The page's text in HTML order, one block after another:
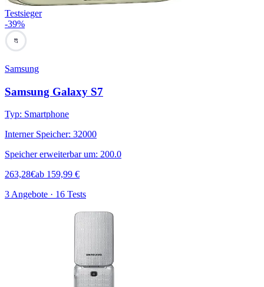
Testsieger
-39%
87
Samsung
Samsung Galaxy S7
Typ: Smartphone
Interner Speicher: 32000
Speicher erweiterbar um: 200.0
263,28€ab 159,99 €
3 Angebote · 16 Tests